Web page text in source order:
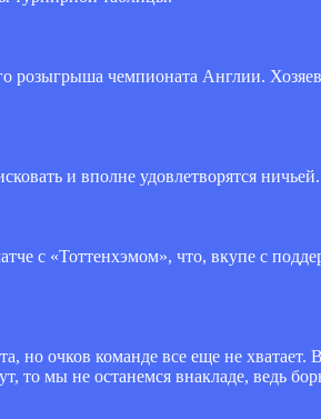
розыгрыша чемпионата Англии.
и вполне удовлетворятся
с «Тоттенхэмом», что, вкупе с
но очков команде все еще не
то мы не останемся внакладе, ведь